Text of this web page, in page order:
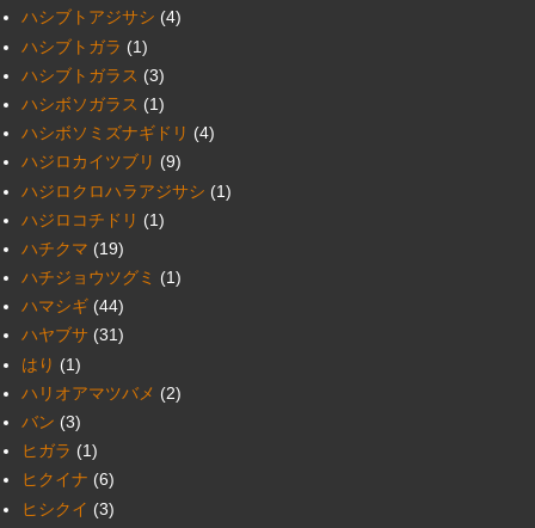
ハシブトアジサシ (4)
ハシブトガラ (1)
ハシブトガラス (3)
ハシボソガラス (1)
ハシボソミズナギドリ (4)
ハジロカイツブリ (9)
ハジロクロハラアジサシ (1)
ハジロコチドリ (1)
ハチクマ (19)
ハチジョウツグミ (1)
ハマシギ (44)
ハヤブサ (31)
はり (1)
ハリオアマツバメ (2)
バン (3)
ヒガラ (1)
ヒクイナ (6)
ヒシクイ (3)